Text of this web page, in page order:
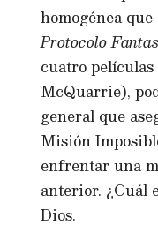
homogénea
Protocolo
cuatro
McQuarrie),
general que
Misión
enfrentar una
anterior. ¿Cuál
Dios.